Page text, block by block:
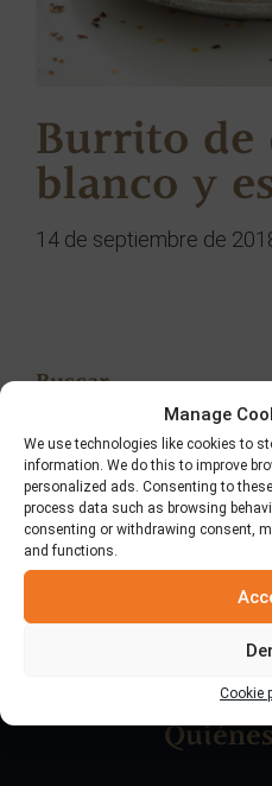
Manage
We use technologies like cookies to
information. We do this to improve
personalized ads. Consenting to
process data such as browsing
consenting or withdrawing consent,
and functions.
Cookie
Burrito de
blanco y
14 de septiembre de
Buscar